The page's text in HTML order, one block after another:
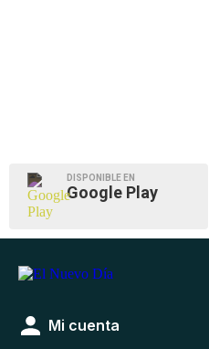
DISPONIBLE EN
Google Play
Mi cuenta